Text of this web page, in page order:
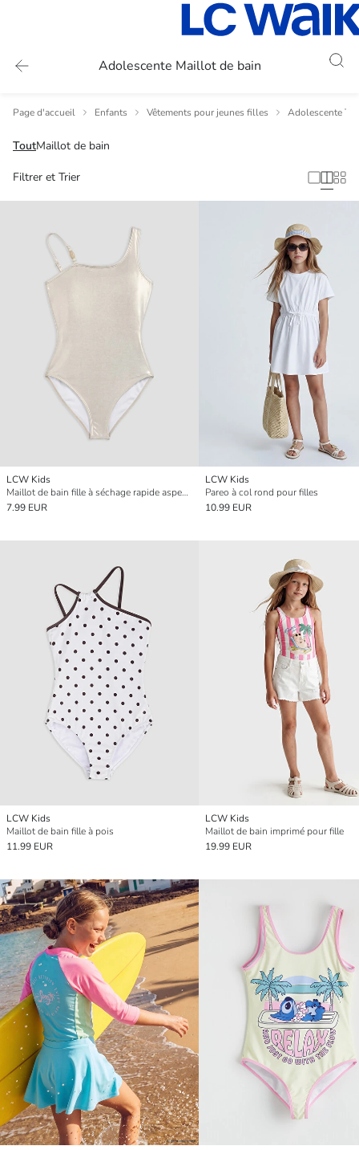
Adolescente Maillot de bain
Page d'accueil Enfants Vêtements pour jeunes filles Adolescente
ToutMaillot de bain
Filtrer et Trier
LCW Kids
Maillot de bain fille à séchage rapide aspect brillant
7.99 EUR
LCW Kids
Pareo à col rond pour filles
10.99 EUR
LCW Kids
Maillot de bain fille à pois
11.99 EUR
LCW Kids
Maillot de bain imprimé pour fille
19.99 EUR